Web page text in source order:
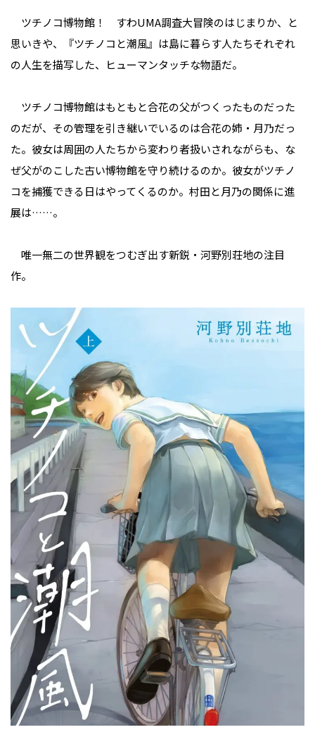
ツチノコ博物館！ すわUMA調査大冒険のはじまりか、と
思いきや、『ツチノコと潮風』は島に暮らす人たちそれぞれ
の人生を描写した、ヒューマンタッチな物語だ。
ツチノコ博物館はもともと合花の父がつくったものだった
のだが、その管理を引き継いでいるのは合花の姉・月乃だっ
た。彼女は周囲の人たちから変わり者扱いされながらも、な
ぜ父がのこした古い博物館を守り続けるのか。彼女がツチノ
コを捕獲できる日はやってくるのか。村田と月乃の関係に進
展は……。
唯一無二の世界観をつむぎ出す新鋭・河野別荘地の注目
作。